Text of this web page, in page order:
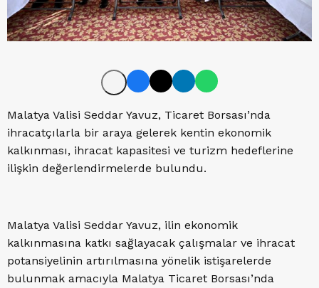
Malatya Valisi Seddar Yavuz, Ticaret Borsası’nda
ihracatçılarla bir araya gelerek kentin ekonomik
kalkınması, ihracat kapasitesi ve turizm hedeflerine
ilişkin değerlendirmelerde bulundu.
Malatya Valisi Seddar Yavuz, ilin ekonomik
kalkınmasına katkı sağlayacak çalışmalar ve ihracat
potansiyelinin artırılmasına yönelik istişarelerde
bulunmak amacıyla Malatya Ticaret Borsası’nda